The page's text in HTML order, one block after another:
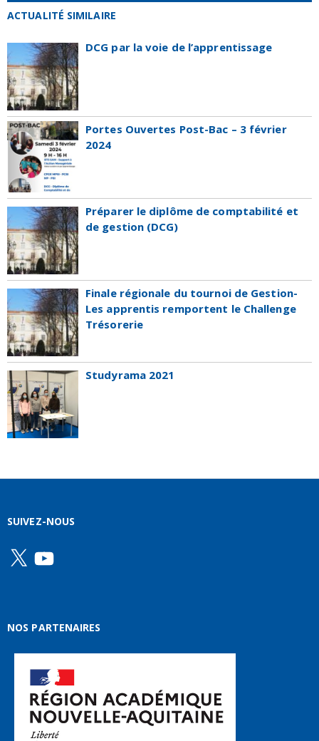
ACTUALITÉ SIMILAIRE
DCG par la voie de l’apprentissage
Portes Ouvertes Post-Bac – 3 février
2024
Préparer le diplôme de comptabilité et
de gestion (DCG)
Finale régionale du tournoi de Gestion-
Les apprentis remportent le Challenge
Trésorerie
Studyrama 2021
SUIVEZ-NOUS
X YouTube
NOS PARTENAIRES